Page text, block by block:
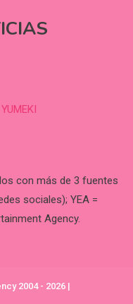
YUMEKI
con más de 3 fuentes
sociales); YEA =
Agency.
2004 - 2026 |